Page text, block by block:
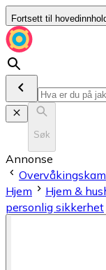
Fortsett til
Søk
Annonse
Hjem
Hjem &
personlig sikkerhet